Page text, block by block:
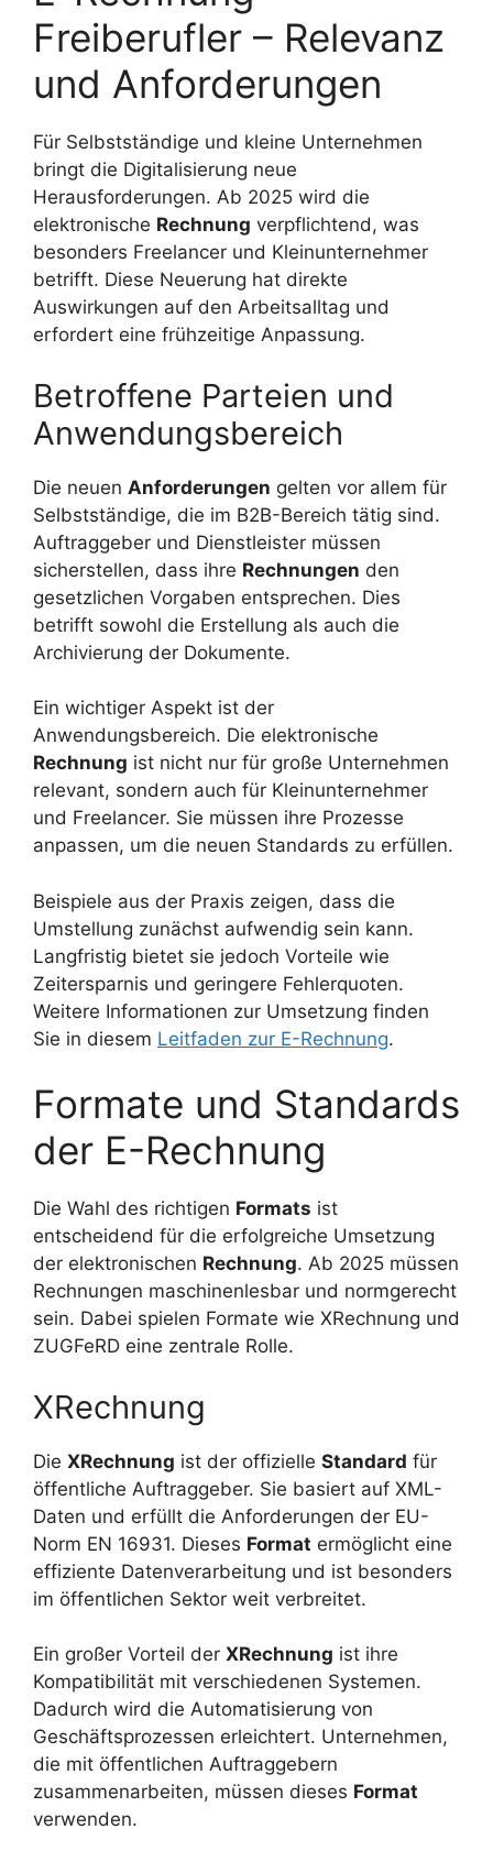
Freiberufler – Relevanz
und Anforderungen
Für Selbstständige und kleine Unternehmen
bringt die Digitalisierung neue
Herausforderungen. Ab 2025 wird die
elektronische Rechnung verpflichtend, was
besonders Freelancer und Kleinunternehmer
betrifft. Diese Neuerung hat direkte
Auswirkungen auf den Arbeitsalltag und
erfordert eine frühzeitige Anpassung.
Betroffene Parteien und
Anwendungsbereich
Die neuen Anforderungen gelten vor allem für
Selbstständige, die im B2B-Bereich tätig sind.
Auftraggeber und Dienstleister müssen
sicherstellen, dass ihre Rechnungen den
gesetzlichen Vorgaben entsprechen. Dies
betrifft sowohl die Erstellung als auch die
Archivierung der Dokumente.
Ein wichtiger Aspekt ist der
Anwendungsbereich. Die elektronische
Rechnung ist nicht nur für große Unternehmen
relevant, sondern auch für Kleinunternehmer
und Freelancer. Sie müssen ihre Prozesse
anpassen, um die neuen Standards zu erfüllen.
Beispiele aus der Praxis zeigen, dass die
Umstellung zunächst aufwendig sein kann.
Langfristig bietet sie jedoch Vorteile wie
Zeitersparnis und geringere Fehlerquoten.
Weitere Informationen zur Umsetzung finden
Sie in diesem Leitfaden zur E-Rechnung.
Formate und Standards
der E-Rechnung
Die Wahl des richtigen Formats ist
entscheidend für die erfolgreiche Umsetzung
der elektronischen Rechnung. Ab 2025 müssen
Rechnungen maschinenlesbar und normgerecht
sein. Dabei spielen Formate wie XRechnung und
ZUGFeRD eine zentrale Rolle.
XRechnung
Die XRechnung ist der offizielle Standard für
öffentliche Auftraggeber. Sie basiert auf XML-
Daten und erfüllt die Anforderungen der EU-
Norm EN 16931. Dieses Format ermöglicht eine
effiziente Datenverarbeitung und ist besonders
im öffentlichen Sektor weit verbreitet.
Ein großer Vorteil der XRechnung ist ihre
Kompatibilität mit verschiedenen Systemen.
Dadurch wird die Automatisierung von
Geschäftsprozessen erleichtert. Unternehmen,
die mit öffentlichen Auftraggebern
zusammenarbeiten, müssen dieses Format
verwenden.